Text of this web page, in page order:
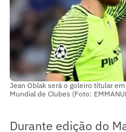
Jean Oblak será o goleiro títular
Mundial de Clubes (Foto:
Durante edição do